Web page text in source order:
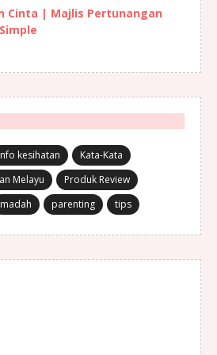
Cinta | Majlis Pertunangan
kesihatan
Kata-Kata
Melayu
Produk Review
madah parenting tips